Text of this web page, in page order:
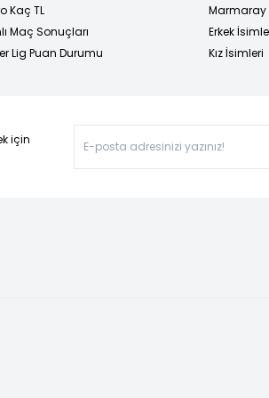
Kaç TL
Maç Sonuçları
Lig Puan Durumu
Marmaray
Erkek
Kız İsimleri
için